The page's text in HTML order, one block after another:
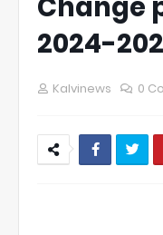
2024-
Kalvinews 0